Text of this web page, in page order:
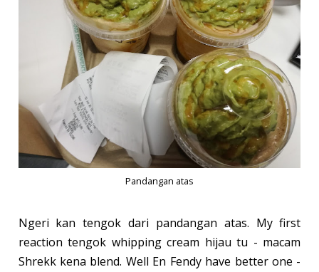
Pandangan atas
Ngeri kan tengok dari pandangan atas. My first
reaction tengok whipping cream hijau tu - macam
Shrekk kena blend. Well En Fendy have better one -